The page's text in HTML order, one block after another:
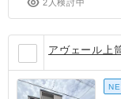
2人検討中
アヴェール上